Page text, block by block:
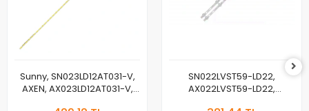
Sunny, SN023LD12AT031-V,
AXEN, AX023LD12AT031-V,
SN022LVST59-LD22,
AX022LVST59-LD22,